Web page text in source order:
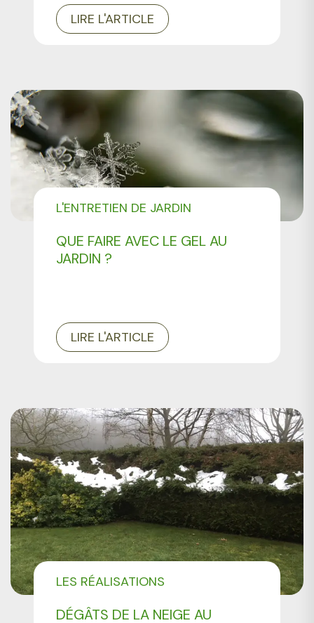
LIRE L'ARTICLE
QUE FAIRE AVEC LE GEL AU
JARDIN ?
L'ENTRETIEN DE JARDIN
LIRE L'ARTICLE
DÉGÂTS DE LA NEIGE AU
LES RÉALISATIONS